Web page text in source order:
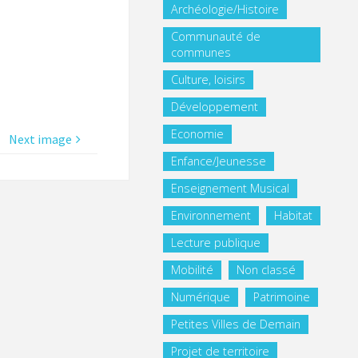
Next image
Archéologie/Histoire
Communauté de
communes
Culture, loisirs
Développement
Economie
Enfance/Jeunesse
Enseignement Musical
Environnement
Habitat
Lecture publique
Mobilité
Non classé
Numérique
Patrimoine
Petites Villes de Demain
Projet de territoire